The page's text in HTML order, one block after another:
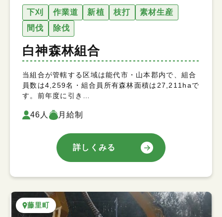
下刈 作業道 新植 枝打
素材生産
間伐
除伐
白神森林組合
当組合が管轄する区域は能代市・山本郡内で、組合
員数は4,259名・組合員所有森林面積は27,211haで
す。前年度に引き…
46人 月給制
詳しくみる
藤里町